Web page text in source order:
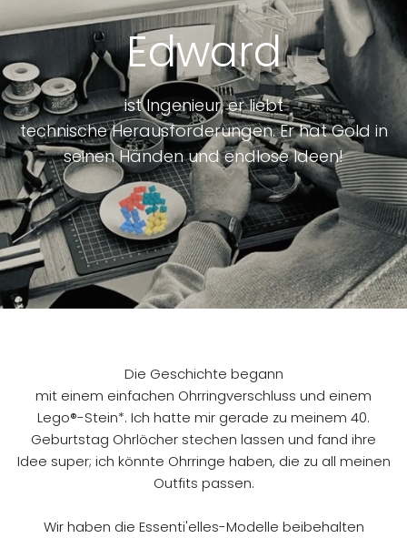
Edward
ist Ingenieur, er liebt
technische Herausforderungen. Er hat Gold in
seinen Händen und endlose Ideen!
Die Geschichte begann
mit einem einfachen Ohrringverschluss und einem
Lego®-Stein*. Ich hatte mir gerade zu meinem 40.
Geburtstag Ohrlöcher stechen lassen und fand ihre
Idee super; ich könnte Ohrringe haben, die zu all meinen
Outfits passen.
Wir haben die Essenti'elles-Modelle beibehalten